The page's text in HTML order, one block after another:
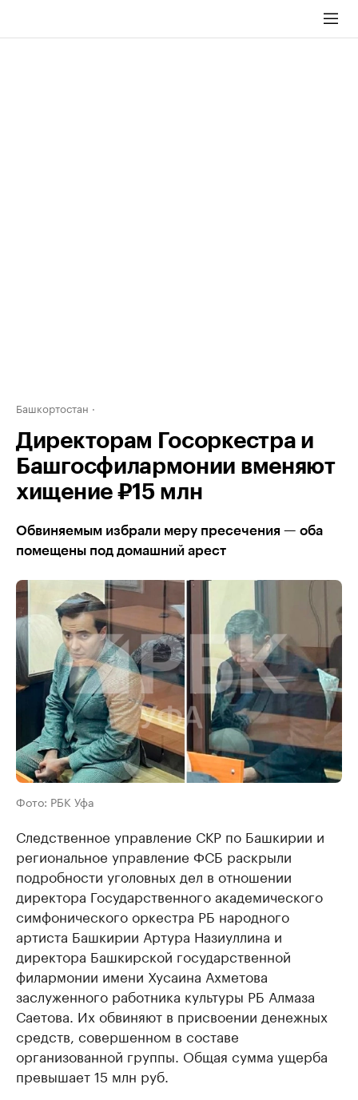
Башкортостан
Директорам Госоркестра и
Башгосфилармонии вменяют
хищение ₽15 млн
Обвиняемым избрали меру пресечения — оба
помещены под домашний арест
Фото: РБК Уфа
Следственное управление СКР по Башкирии и
региональное управление ФСБ раскрыли
подробности уголовных дел в отношении
директора Государственного академического
симфонического оркестра РБ народного
артиста Башкирии Артура Назиуллина и
директора Башкирской государственной
филармонии имени Хусаина Ахметова
заслуженного работника культуры РБ Алмаза
Саетова. Их обвиняют в присвоении денежных
средств, совершенном в составе
организованной группы. Общая сумма ущерба
превышает 15 млн руб.